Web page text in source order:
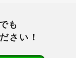
でも
さい！